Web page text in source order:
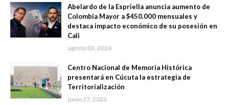
Abelardo de la Espriella anuncia aumento de
Colombia Mayor a $450.000 mensuales y
destaca impacto económico de su posesión en
Cali
agosto 03, 2026
Centro Nacional de Memoria Histórica
presentará en Cúcuta la estrategia de
Territorialización
junio 27, 2023